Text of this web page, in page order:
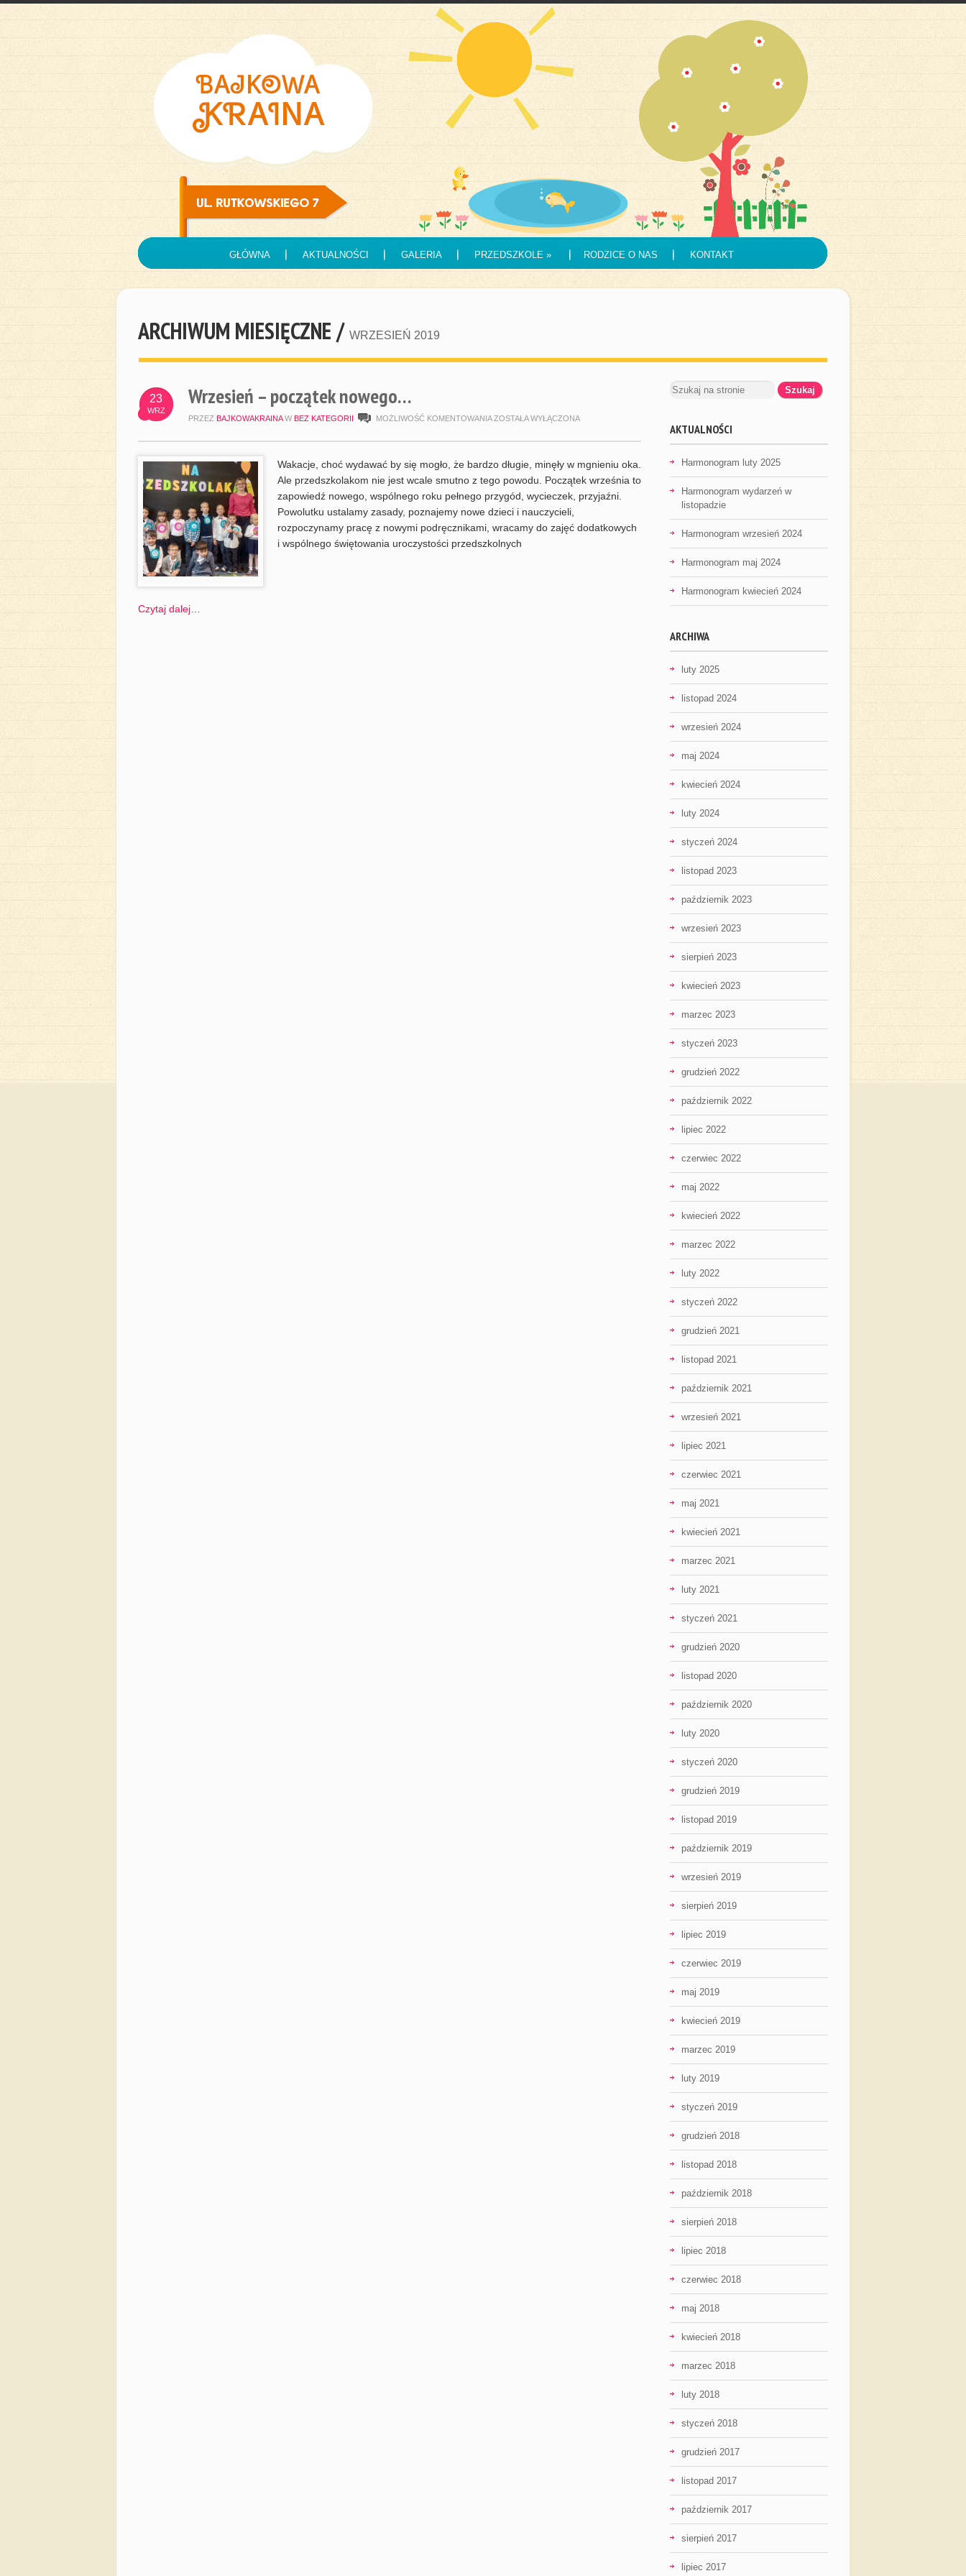
GŁÓWNA AKTUALNOŚCI GALERIA PRZEDSZKOLE» RODZICE O NAS KONTAKT
ARCHIWUM MIESIĘCZNE / WRZESIEŃ 2019
23
WRZ
Wrzesień – początek nowego…
PRZEZ BAJKOWAKRAINA W BEZ KATEGORII MOŻLIWOŚĆ KOMENTOWANIA WRZESIEŃ
NOWEGO…
ZOSTAŁA WYŁĄCZONA
Wakacje, choć wydawać by się mogło, że bardzo długie, minęły w mgnieniu oka.
Ale przedszkolakom nie jest wcale smutno z tego powodu. Początek września to
zapowiedź nowego, wspólnego roku pełnego przygód, wycieczek, przyjaźni.
Powolutku ustalamy zasady, poznajemy nowe dzieci i nauczycieli,
rozpoczynamy pracę z nowymi podręcznikami, wracamy do zajęć dodatkowych
i wspólnego świętowania uroczystości przedszkolnych
Czytaj dalej…
AKTUALNOŚCI
Harmonogram luty 2025
Harmonogram wydarzeń w
listopadzie
Harmonogram wrzesień 2024
Harmonogram maj 2024
Harmonogram kwiecień 2024
ARCHIWA
luty 2025
listopad 2024
wrzesień 2024
maj 2024
kwiecień 2024
luty 2024
styczeń 2024
listopad 2023
październik 2023
wrzesień 2023
sierpień 2023
kwiecień 2023
marzec 2023
styczeń 2023
grudzień 2022
październik 2022
lipiec 2022
czerwiec 2022
maj 2022
kwiecień 2022
marzec 2022
luty 2022
styczeń 2022
grudzień 2021
listopad 2021
październik 2021
wrzesień 2021
lipiec 2021
czerwiec 2021
maj 2021
kwiecień 2021
marzec 2021
luty 2021
styczeń 2021
grudzień 2020
listopad 2020
październik 2020
luty 2020
styczeń 2020
grudzień 2019
listopad 2019
październik 2019
wrzesień 2019
sierpień 2019
lipiec 2019
czerwiec 2019
maj 2019
kwiecień 2019
marzec 2019
luty 2019
styczeń 2019
grudzień 2018
listopad 2018
październik 2018
sierpień 2018
lipiec 2018
czerwiec 2018
maj 2018
kwiecień 2018
marzec 2018
luty 2018
styczeń 2018
grudzień 2017
listopad 2017
październik 2017
sierpień 2017
lipiec 2017